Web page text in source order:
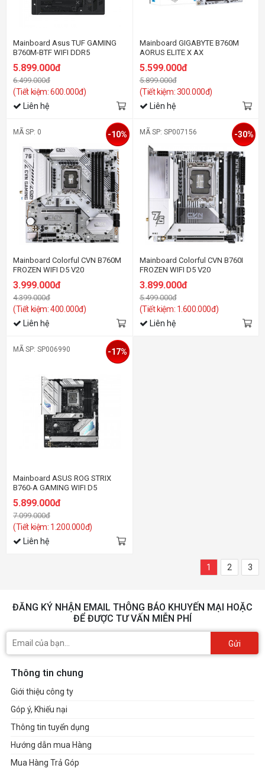
Mainboard Asus TUF GAMING
B760M-BTF WIFI DDR5
5.899.000đ
6.499.000đ
(Tiết kiệm: 600.000đ)
Liên hệ
Mainboard GIGABYTE B760M
AORUS ELITE X AX
5.599.000đ
5.899.000đ
(Tiết kiệm: 300.000đ)
Liên hệ
MÃ SP: 0
Mainboard Colorful CVN B760M
FROZEN WIFI D5 V20
3.999.000đ
4.399.000đ
(Tiết kiệm: 400.000đ)
-10%
Liên hệ
MÃ SP: SP007156
Mainboard Colorful CVN B760I
FROZEN WIFI D5 V20
3.899.000đ
5.499.000đ
(Tiết kiệm: 1.600.000đ)
-30%
Liên hệ
MÃ SP: SP006990
Mainboard ASUS ROG STRIX
B760-A GAMING WIFI D5
5.899.000đ
7.099.000đ
(Tiết kiệm: 1.200.000đ)
-17%
Liên hệ
1 2 3
ĐĂNG KÝ NHẬN EMAIL THÔNG BÁO KHUYẾN MẠI HOẶC
ĐỂ ĐƯỢC TƯ VẤN MIỄN PHÍ
Gửi
Thông tin chung
Giới thiệu công ty
Góp ý, Khiếu nại
Thông tin tuyển dụng
Hướng dẫn mua Hàng
Mua Hàng Trả Góp